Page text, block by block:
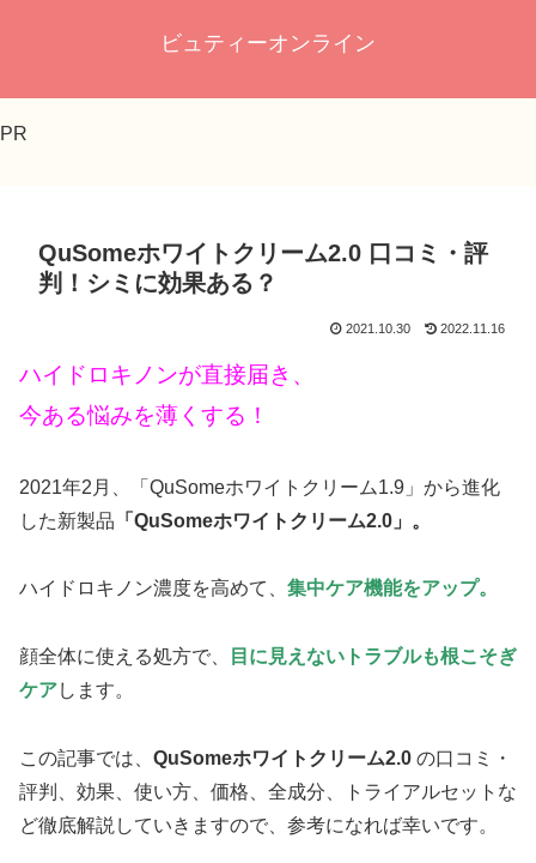
ビュティーオンライン
PR
QuSomeホワイトクリーム2.0 口コミ・評
判！シミに効果ある？
2021.10.30 2022.11.16
ハイドロキノンが直接届き、
今ある悩みを薄くする！
2021年2月、「QuSomeホワイトクリーム1.9」から進化
した新製品 「QuSomeホワイトクリーム2.0」。
ハイドロキノン濃度を高めて、 集中ケア機能をアップ。
顔全体に使える処方で、
目に見えないトラブルも根こそぎ
ケアします。
この記事では、 QuSomeホワイトクリーム2.0 の口コミ・
評判、効果、使い方、価格、全成分、トライアルセットな
ど徹底解説していきますので、参考になれば幸いです。